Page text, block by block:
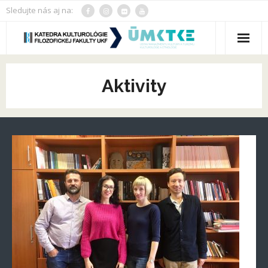
Sledujte nás aj na:
O katedre
Veda a výskum
Štúdium
Galéria
Aktivity
Erasmus+
Culturologica Slovaca
Aktivity